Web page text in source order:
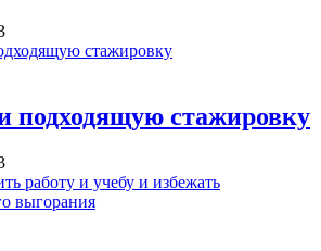
подходящую стажировку